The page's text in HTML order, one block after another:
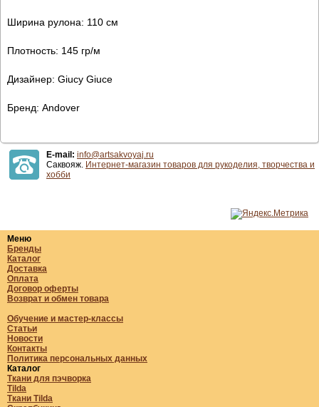
Ширина рулона: 110 см
Плотность: 145 гр/м
Дизайнер: Giucy Giuce
Бренд: Andover
E-mail: info@artsakvoyaj.ru
Саквояж. Интернет-магазин товаров для рукоделия, творчества и
хобби
Меню
Бренды
Каталог
Доставка
Оплата
Договор оферты
Возврат и обмен товара
Обучение и мастер-классы
Статьи
Новости
Контакты
Политика персональных данных
Каталог
Ткани для пэчворка
Tilda
Ткани Tilda